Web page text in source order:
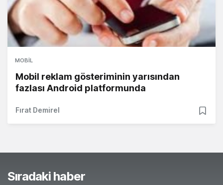
MOBIL
Mobil reklam gösteriminin yarısından
fazlası Android platformunda
Fırat Demirel
Sıradaki haber